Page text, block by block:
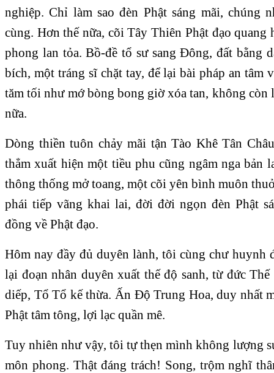
nghiệp. Chỉ làm sao đèn Phật sáng mãi, chúng
cùng. Hơn thế nữa, cõi Tây Thiên Phật đạo
phong lan tỏa. Bồ-đề tổ sư sang Đông, đất bằng
bích, một tráng sĩ chặt tay, để lại bài pháp an tâm
tăm tối như mớ bòng bong giờ xóa tan, không
nữa.
Dòng thiền tuôn chảy mãi tận Tào Khê Tân
thẳm xuất hiện một tiều phu cũng ngâm nga bản
thông thống mở toang, một cõi yên bình muôn
phái tiếp vãng khai lai, đời đời ngọn đèn Phật
đồng về Phật đạo.
Hôm nay đầy đủ duyên lành, tôi cùng chư huynh
lại đoạn nhân duyên xuất thế độ sanh, từ đức
diếp, Tổ Tổ kế thừa. Ấn Độ Trung Hoa, duy nhất
Phật tâm tông, lợi lạc quần mê.
Tuy nhiên như vậy, tôi tự thẹn mình không lượng
môn phong. Thật đáng trách! Song, trộm nghĩ